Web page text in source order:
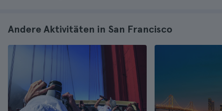
Andere Aktivitäten in San Francisco